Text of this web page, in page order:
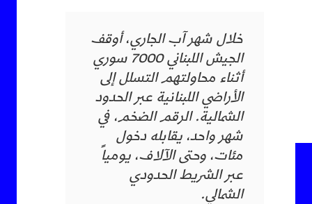
خلال شهر آب الجاري، أوقف
الجيش اللبناني 7000 سوري
أثناء محاولتهم التسلل إلى
الأراضي اللبنانية عبر الحدود
الشمالية. الرقم الضخم، في
شهر واحد، يقابله دخول
مئات، وحتى الآلاف، يومياً
عبر الشريط الحدودي
الشمالي.